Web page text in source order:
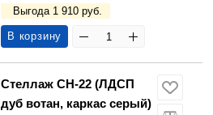
Выгода 1 910 руб.
В корзину
Стеллаж СН-22 (ЛДСП
дуб вотан, каркас серый)